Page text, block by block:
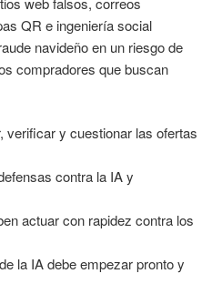
QR e ingeniería social
navideño en un riesgo de
compradores que buscan
verificar y cuestionar las ofertas
contra la IA y
actuar con rapidez contra los
la IA debe empezar pronto y